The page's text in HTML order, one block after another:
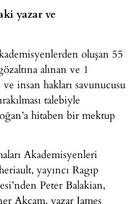
yazar ve
oluşan 55
alınan ve 1
insan hakları savunucusu
talebiyle
hitaben bir mektup
Akademisyenleri
yayıncı Ragıp
Peter Balakian,
Akçam, yazar James